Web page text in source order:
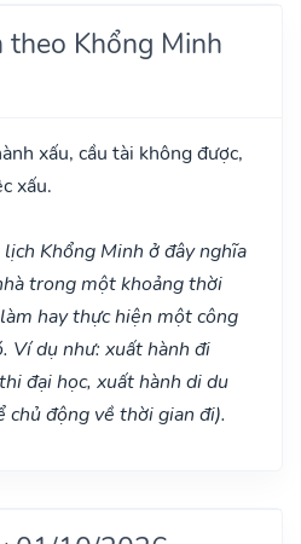
theo Khổng Minh
xấu, cầu tài không được,
xấu.
Khổng Minh ở đây nghĩa
trong một khoảng thời
hay thực hiện một công
Ví dụ như: xuất hành đi
đại học, xuất hành di du
chủ động về thời gian đi).